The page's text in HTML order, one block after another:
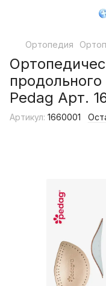
Ортопедия
Pedag Арт.
Артикул: 1660001